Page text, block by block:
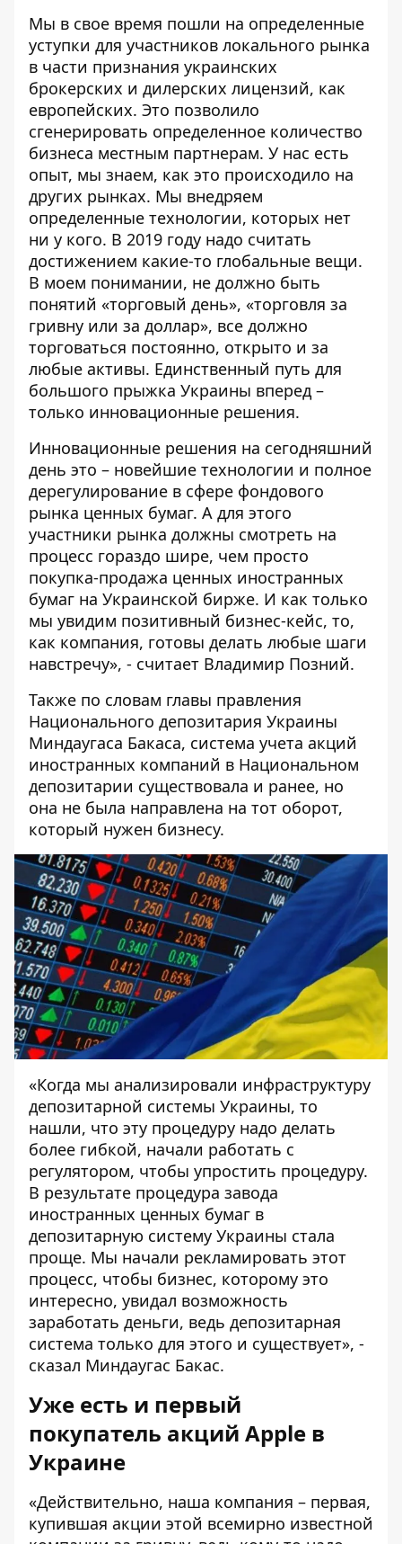
Мы в свое время пошли на определенные
уступки для участников локального рынка
в части признания украинских
брокерских и дилерских лицензий, как
европейских. Это позволило
сгенерировать определенное количество
бизнеса местным партнерам. У нас есть
опыт, мы знаем, как это происходило на
других рынках. Мы внедряем
определенные технологии, которых нет
ни у кого. В 2019 году надо считать
достижением какие-то глобальные вещи.
В моем понимании, не должно быть
понятий «торговый день», «торговля за
гривну или за доллар», все должно
торговаться постоянно, открыто и за
любые активы. Единственный путь для
большого прыжка Украины вперед –
только инновационные решения.
Инновационные решения на сегодняшний
день это – новейшие технологии и полное
дерегулирование в сфере фондового
рынка ценных бумаг. А для этого
участники рынка должны смотреть на
процесс гораздо шире, чем просто
покупка-продажа ценных иностранных
бумаг на Украинской бирже. И как только
мы увидим позитивный бизнес-кейс, то,
как компания, готовы делать любые шаги
навстречу», - считает Владимир Позний.
Также по словам главы правления
Национального депозитария Украины
Миндаугаса Бакаса, система учета акций
иностранных компаний в Национальном
депозитарии существовала и ранее, но
она не была направлена на тот оборот,
который нужен бизнесу.
«Когда мы анализировали инфраструктуру
депозитарной системы Украины, то
нашли, что эту процедуру надо делать
более гибкой, начали работать с
регулятором, чтобы упростить процедуру.
В результате процедура завода
иностранных ценных бумаг в
депозитарную систему Украины стала
проще. Мы начали рекламировать этот
процесс, чтобы бизнес, которому это
интересно, увидал возможность
заработать деньги, ведь депозитарная
система только для этого и существует», -
сказал Миндаугас Бакас.
Уже есть и первый
покупатель акций Apple в
Украине
«Действительно, наша компания – первая,
купившая акции этой всемирно известной